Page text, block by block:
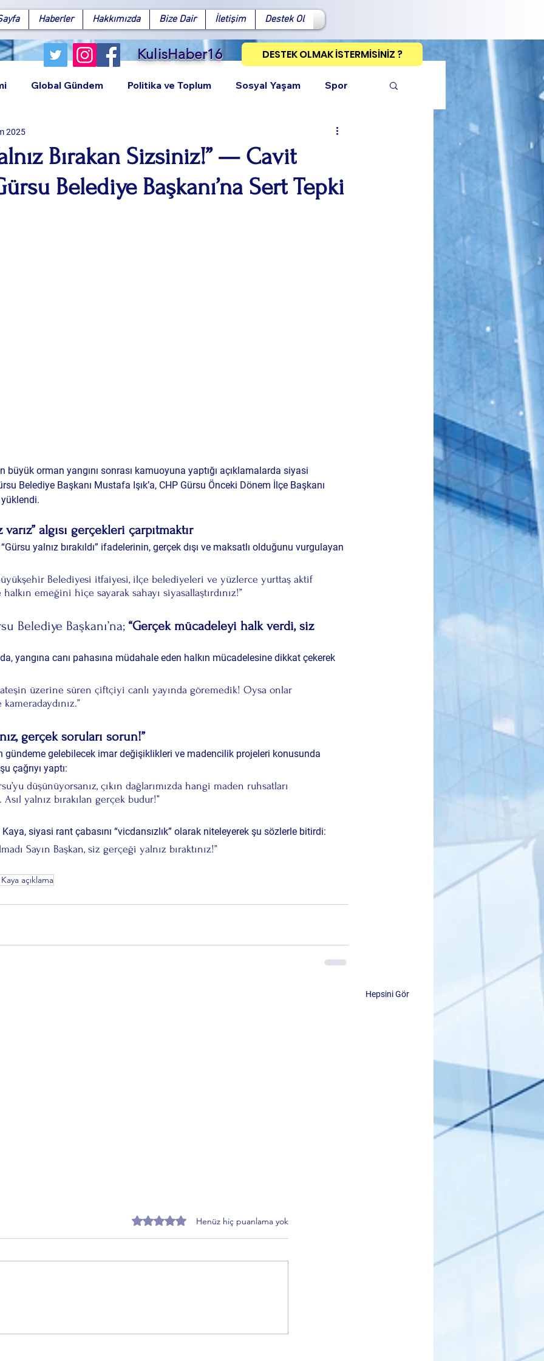
Haberler Hakkımızda Bize Dair İletişim Destek Ol
KulisHaber16 DESTEK OLMAK İSTERMİSİNİZ ?
Facebook X (Twitter)WhatsAppLinkedInPinterest Bağlantıyı Kopyala
Global Gündem Politika ve Toplum Sosyal Yaşam Spor
Bırakan Sizsiniz!” — Cavit
Belediye Başkanı’na Sert Tepki
2025
büyük orman yangını sonrası kamuoyuna yaptığı açıklamalarda siyasi
Belediye Başkanı Mustafa Işık’a, CHP Gürsu Önceki Dönem İlçe Başkanı
algısı gerçekleri çarpıtmaktır
yalnız bırakıldı” ifadelerinin, gerçek dışı ve maksatlı olduğunu vurgulayan
Büyükşehir Belediyesi itfaiyesi, ilçe belediyeleri ve yüzlerce yurttaş aktif
halkın emeğini hiçe sayarak sahayı siyasallaştırdınız!”
Belediye Başkanı’na; “Gerçek mücadeleyi halk verdi, siz
yangına canı pahasına müdahale eden halkın mücadelesine dikkat çekerek
ateşin üzerine süren çiftçiyi canlı yayında göremedik! Oysa onlar
gerçek soruları sorun!”
gündeme gelebilecek imar değişiklikleri ve madencilik projeleri konusunda
çağrıyı yaptı:
düşünüyorsanız, çıkın dağlarımızda hangi maden ruhsatları
yalnız bırakılan gerçek budur!”
siyasi rant çabasını “vicdansızlık” olarak niteleyerek şu sözlerle bitirdi:
Sayın Başkan, siz gerçeği yalnız bıraktınız!”
açıklama
Hepsini Gör
Üye Vurgusu
Süreci Açıklaması
5 üzerinden 0 yıldızHenüz hiç puanlama yok